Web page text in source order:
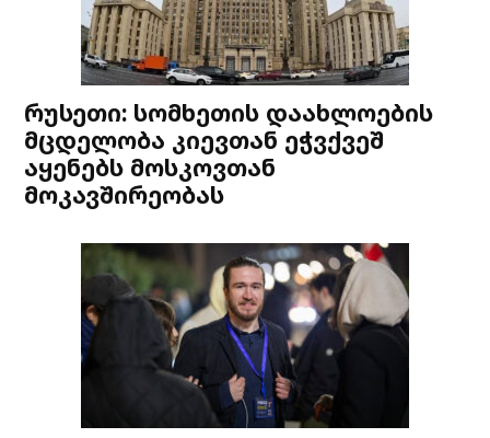
რუსეთი: სომხეთის დაახლოების
მცდელობა კიევთან ეჭვქვეშ
აყენებს მოსკოვთან
მოკავშირეობას